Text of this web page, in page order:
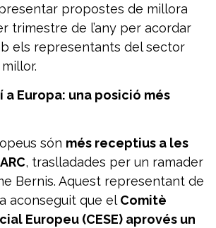
propostes de millora
trimestre de l’any per acordar
els representants del sector
Europa: una posició més
són més receptius a les
, traslladades per un ramader
Bernis. Aquest representant de
aconseguit que elComitè
Europeu (CESE) aprovés un